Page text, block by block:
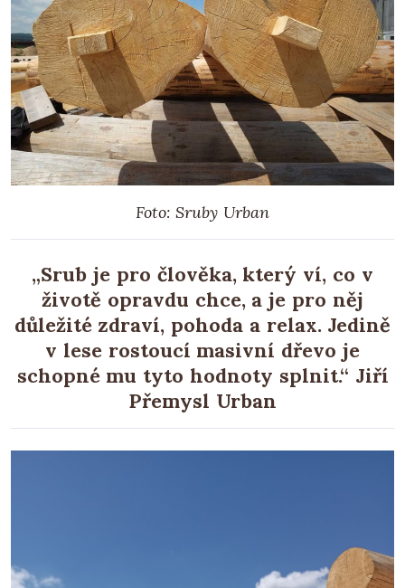
Foto: Sruby Urban
„Srub je pro člověka, který ví, co v
životě opravdu chce, a je pro něj
důležité zdraví, pohoda a relax. Jedině
v lese rostoucí masivní dřevo je
schopné mu tyto hodnoty splnit.“ Jiří
Přemysl Urban